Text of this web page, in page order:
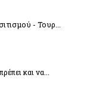
- Τουρ...
και να...